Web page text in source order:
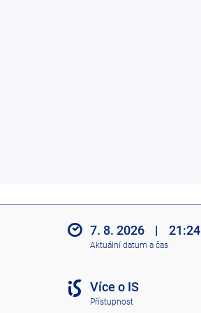
7. 8. 2026 | 21:24
Aktuální datum a čas
Více o IS
Přístupnost